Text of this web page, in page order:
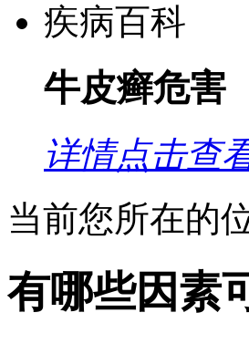
疾病百科
牛皮癣危害
详情点击查
当前您所在的
有哪些因素